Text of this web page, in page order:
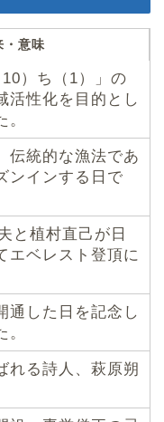
・意味
10）ち（1）」の
活性化を目的とし
伝統的な漁法であ
ンインする日で
と植村直己が日
エベレスト登頂に
通した日を記念し
れる詩人、萩原朔